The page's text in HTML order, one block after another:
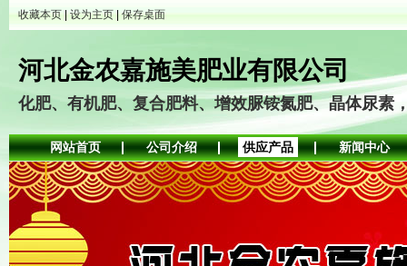
收藏本页|设为主页|保存桌面
河北金农嘉施美肥业有限公司
化肥、有机肥、复合肥料、增效脲铵氮肥、晶体尿素
网站首页 公司介绍 供应产品 新闻中心